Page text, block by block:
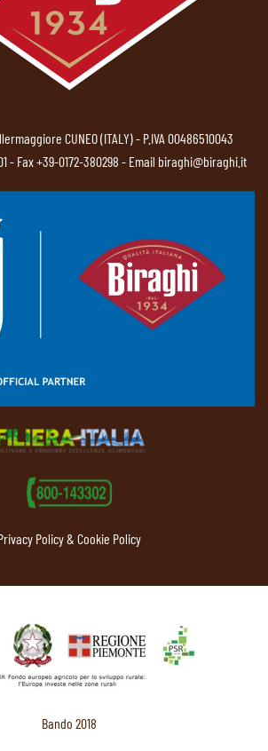
CUNEO (ITALY) - P.IVA 00486510043
- Fax +39-0172-380298 - Email biraghi@biraghi.it
Policy & Cookie Policy
Bando 2018